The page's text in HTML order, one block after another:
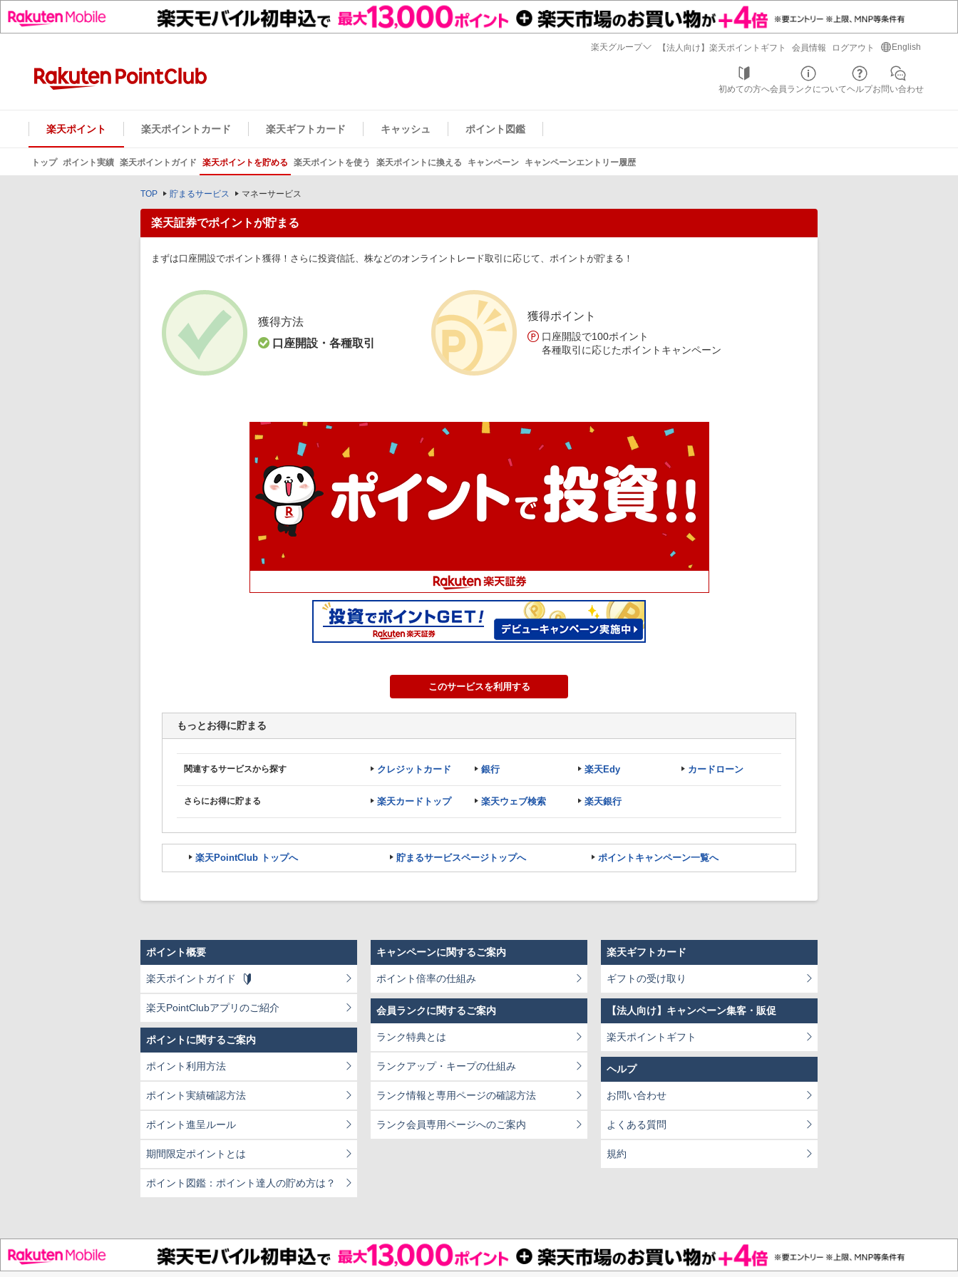
楽天グループ 【法人向け】楽天ポイントギフト 会員情報 ログアウト English
初めての方へ会員ランクについてヘルプお問い合わせ
楽天ポイント 楽天ポイントカード 楽天ギフトカード キャッシュ ポイント図鑑
トップ ポイント実績 楽天ポイントガイド 楽天ポイントを貯める 楽天ポイントを使う 楽天ポイントに換える キャンペーン キャンペーンエントリー履歴
TOP 貯まるサービス マネーサービス
楽天証券でポイントが貯まる
まずは口座開設でポイント獲得！さらに投資信託、株などのオンライントレード取引に応じて、ポイントが貯まる！
獲得方法
口座開設・各種取引
獲得ポイント
口座開設で100ポイント
各種取引に応じたポイントキャンペーン
このサービスを利用する
もっとお得に貯まる
関連するサービスから探す クレジットカード 銀行 楽天Edy カードローン
さらにお得に貯まる 楽天カードトップ 楽天ウェブ検索 楽天銀行
楽天PointClub トップへ 貯まるサービスページトップへ ポイントキャンペーン一覧へ
ポイント概要
楽天ポイントガイド
楽天PointClubアプリのご紹介
ポイントに関するご案内
ポイント利用方法
ポイント実績確認方法
ポイント進呈ルール
期間限定ポイントとは
ポイント図鑑：ポイント達人の貯め方は？
キャンペーンに関するご案内
ポイント倍率の仕組み
会員ランクに関するご案内
ランク特典とは
ランクアップ・キープの仕組み
ランク情報と専用ページの確認方法
ランク会員専用ページへのご案内
楽天ギフトカード
ギフトの受け取り
【法人向け】キャンペーン集客・販促
楽天ポイントギフト
ヘルプ
お問い合わせ
よくある質問
規約